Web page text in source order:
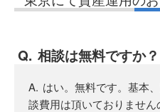
相談は無料ですか？
はい。無料です。基本
談費用は頂いておりませ